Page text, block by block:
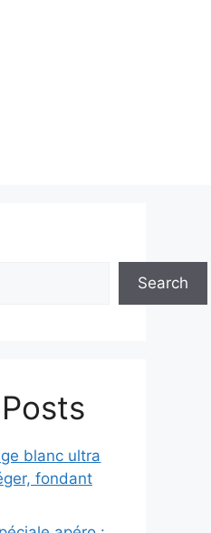
Search
blanc ultra
fondant